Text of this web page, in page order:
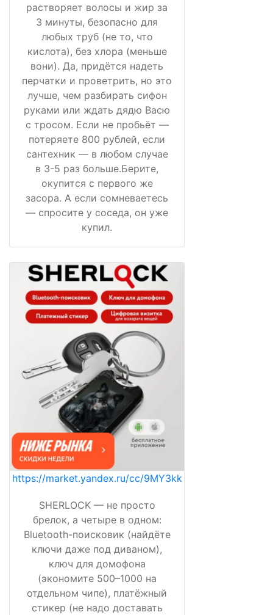
растворяет волосы и жир за
3 минуты, безопасно для
любых труб (не то, что
кислота), без хлора (меньше
вони). Да, придётся надеть
перчатки и проветрить, но это
лучше, чем разбирать сифон
руками или ждать дядю Васю
с тросом. Если не пробьёт —
потеряете 800 рублей, если
сантехник — в любом случае
в 3-5 раз больше.Берите,
окупится с первого же
засора. А если сомневаетесь
— спросите у соседа, он уже
купил.
https://market.yandex.ru/cc/9MY3kk
SHERLOCK — не просто
брелок, а четыре в одном:
Bluetooth-поисковик (найдёте
ключи даже под диваном),
ключ для домофона
(экономите 500–1000 на
отдельном чипе), платёжный
стикер (не надо доставать